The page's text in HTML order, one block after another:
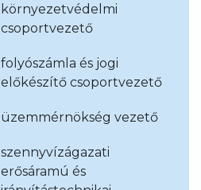
környezetvédelmi
csoportvezető
folyószámla és jogi
előkészítő csoportvezető
üzemmérnökség vezető
szennyvízágazati
erősáramú és